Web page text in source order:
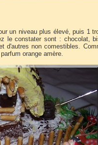
un niveau plus élevé, puis 1
le constater sont : chocolat,
d'autres non comestibles.
orange amère.